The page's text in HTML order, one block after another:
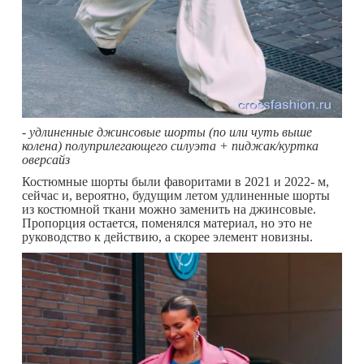
- удлиненные джинсовые шорты (по или чуть выше
колена) полуприлегающего силуэта + пиджак/куртка
оверсайз
Костюмные шорты были фаворитами в 2021 и 2022- м,
сейчас и, вероятно, будущим летом удлиненные шорты
из костюмной ткани можно заменить на джинсовые.
Пропорция остается, поменялся материал, но это не
руководство к действию, а скорее элемент новизны.